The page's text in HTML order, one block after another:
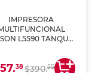
IMPRESORA
L5590 TANQUE
COPIA Y ESCANEA)
38$390.55